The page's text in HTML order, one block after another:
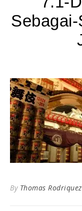
By Thomas Rodriquez